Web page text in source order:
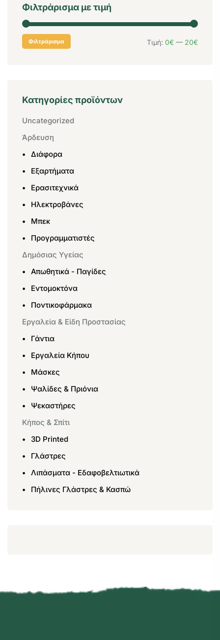
Φιλτράρισμα με τιμή
Φιλτράρισμα Τιμή: 0€ — 20€
Κατηγορίες προϊόντων
Uncategorized
Άρδευση
Διάφορα
Εξαρτήματα
Ερασιτεχνικά
Ηλεκτροβάνες
Μπεκ
Προγραμματιστές
Δημόσιας Υγείας
Απωθητικά - Παγίδες
Εντομοκτόνα
Ποντικοφάρμακα
Εργαλεία & Είδη Προστασίας
Γάντια
Εργαλεία Κήπου
Μάσκες
Ψαλίδες & Πριόνια
Ψεκαστήρες
Κήπος & Σπίτι
3D Printed
Γλάστρες
Λιπάσματα - Εδαφοβελτιωτικά
Πήλινες Γλάστρες & Κασπώ